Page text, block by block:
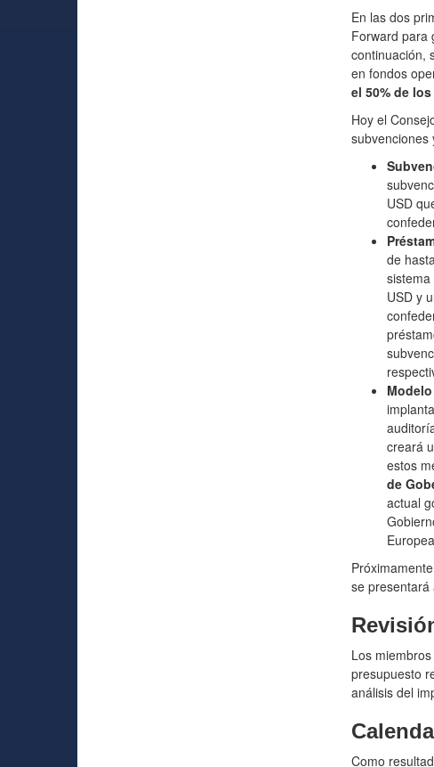
En las dos
Forward para
continuación,
en fondos
el 50% de
Hoy el
subvenciones
USD
de
USD y
creará
estos
de
actual
se presentará
Los
presupuesto
análisis del
Como